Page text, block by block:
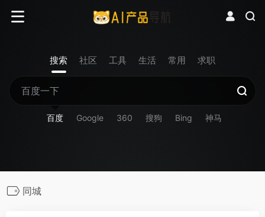
搜索 社区 工具 生活 常用 求职
百度 Google 360 搜狗 Bing 神马
同城